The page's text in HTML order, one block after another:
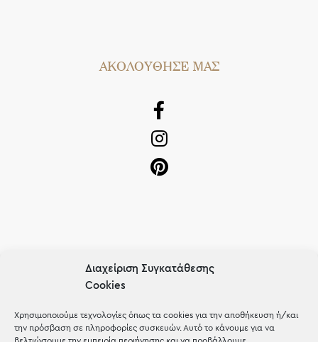
Διαχείριση Συγκατάθεσης
Cookies
Χρησιμοποιούμε τεχνολογίες όπως τα cookies για την αποθήκευση ή/και
την πρόσβαση σε πληροφορίες συσκευών. Αυτό το κάνουμε για να
AΚΟΛΟΥΘΗΣΕ ΜΑΣ
OUR RECIPE
Μέχρι 30€